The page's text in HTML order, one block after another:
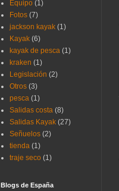
Equipo (1)
Fotos (7)
jackson kayak (1)
Kayak (6)
kayak de pesca (1)
kraken (1)
Legislación (2)
Otros (3)
pesca (1)
Salidas costa (8)
Salidas Kayak (27)
Señuelos (2)
tienda (1)
traje seco (1)
Blogs de España